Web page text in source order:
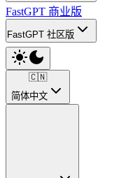
FastGPT 商业版
FastGPT 社区版
🇨🇳
简体中文